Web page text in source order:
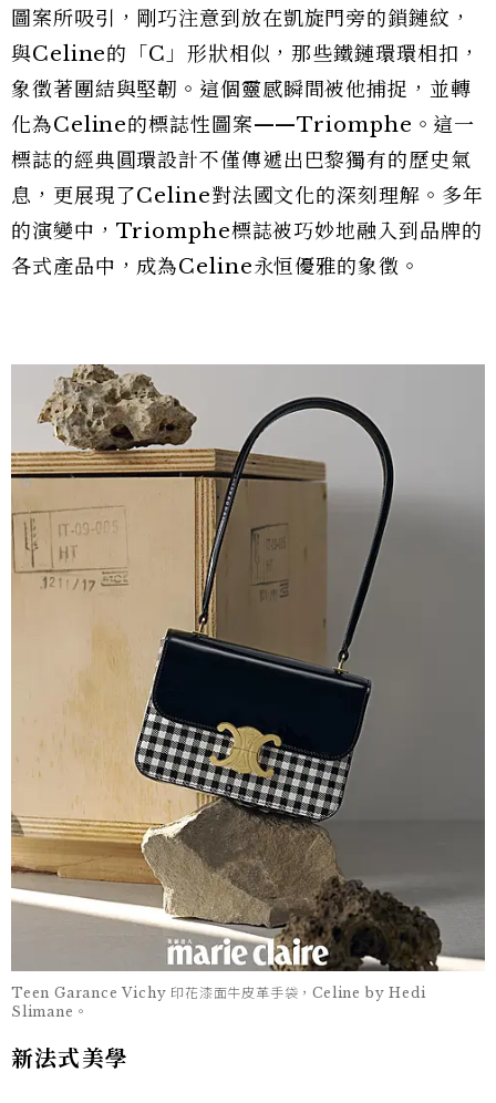
圖案所吸引，剛巧注意到放在凱旋門旁的鎖鏈紋，
與Celine的「C」形狀相似，那些鐵鏈環環相扣，
象徵著團結與堅韌。這個靈感瞬間被他捕捉，並轉
化為Celine的標誌性圖案——Triomphe。這一
標誌的經典圓環設計不僅傳遞出巴黎獨有的歷史氣
息，更展現了Celine對法國文化的深刻理解。多年
的演變中，Triomphe標誌被巧妙地融入到品牌的
各式產品中，成為Celine永恒優雅的象徵。
Teen Garance Vichy 印花漆面牛皮革手袋，Celine by Hedi
Slimane。
新法式美學